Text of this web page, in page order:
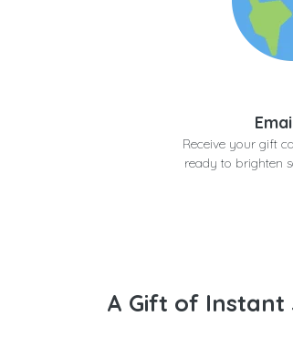
Receive your gift
ready to brighten
A Gift of Instant